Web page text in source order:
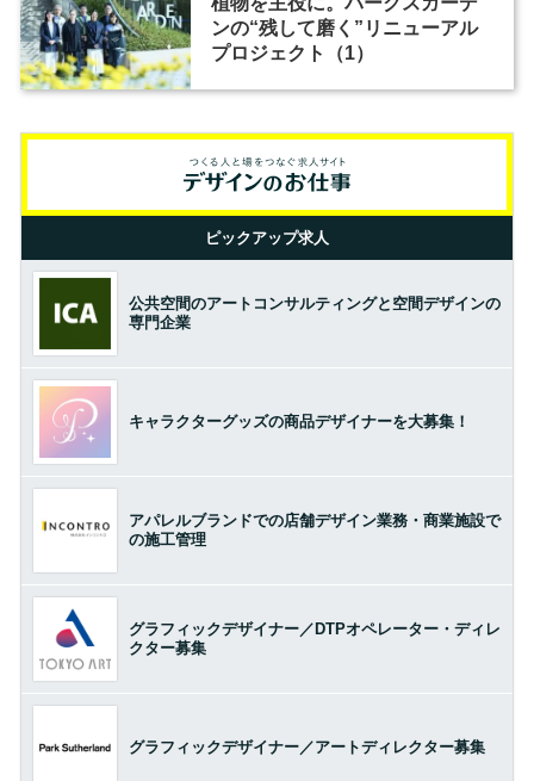
ンの“残して磨く”リニューアル
プロジェクト（1）
ピックアップ求人
公共空間のアートコンサルティングと空間デザインの
専門企業
キャラクターグッズの商品デザイナーを大募集！
アパレルブランドでの店舗デザイン業務・商業施設で
の施工管理
グラフィックデザイナー／DTPオペレーター・ディレ
クター募集
グラフィックデザイナー／アートディレクター募集